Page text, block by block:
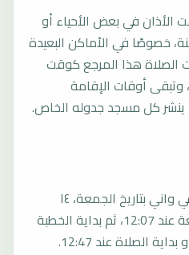
الأذان في بعض الأحياء أو
خصوصًا في الأماكن البعيدة
الصلاة هذا المرجع كوقت
أوقات الإقامة
ينشر كل مسجد جدوله الخاص.
موعد صلاة الجمعة القادمة في واني بتاريخ الجمعة، ١٤
أغسطس ٢٠٢٦ يبدأ بأذان الجمعة عند 12:07، ثم بداية الخطبة